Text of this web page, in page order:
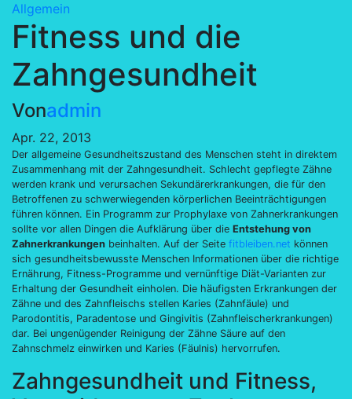
Allgemein
Fitness und die
Zahngesundheit
Vonadmin
Apr. 22, 2013
Der allgemeine Gesundheitszustand des Menschen steht in direktem
Zusammenhang mit der Zahngesundheit. Schlecht gepflegte Zähne
werden krank und verursachen Sekundärerkrankungen, die für den
Betroffenen zu schwerwiegenden körperlichen Beeinträchtigungen
führen können. Ein Programm zur Prophylaxe von Zahnerkrankungen
sollte vor allen Dingen die Aufklärung über die Entstehung von
Zahnerkrankungen beinhalten. Auf der Seite fitbleiben.net können
sich gesundheitsbewusste Menschen Informationen über die richtige
Ernährung, Fitness-Programme und vernünftige Diät-Varianten zur
Erhaltung der Gesundheit einholen. Die häufigsten Erkrankungen der
Zähne und des Zahnfleischs stellen Karies (Zahnfäule) und
Parodontitis, Paradentose und Gingivitis (Zahnfleischerkrankungen)
dar. Bei ungenügender Reinigung der Zähne Säure auf den
Zahnschmelz einwirken und Karies (Fäulnis) hervorrufen.
Zahngesundheit und Fitness,